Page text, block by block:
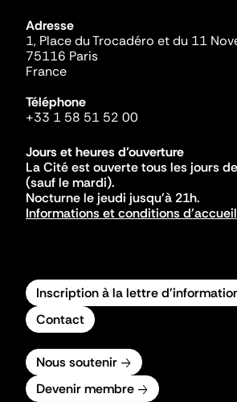
Adresse
1, Place du Trocadéro et du 11
75116 Paris
France
Téléphone
+33 1 58 51 52 00
Jours et heures d'ouverture
La Cité est ouverte tous les jours
(sauf le mardi).
Nocturne le jeudi jusqu'à 21h.
Informations et conditions d'accueil
Inscription à la lettre
Contact
Nous soutenir
Devenir membre